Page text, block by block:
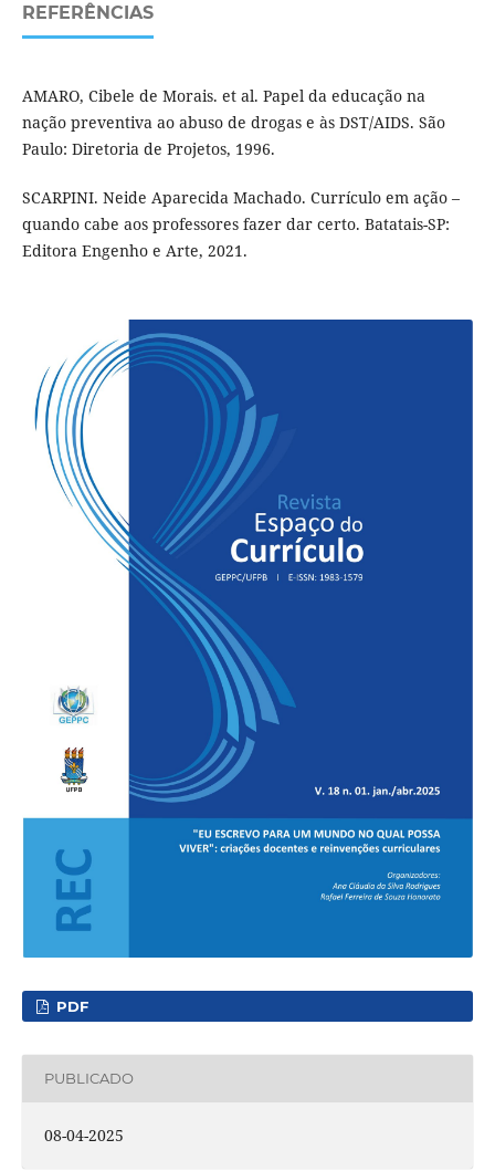
REFERÊNCIAS
AMARO, Cibele de Morais. et al. Papel da educação na
nação preventiva ao abuso de drogas e às DST/AIDS. São
Paulo: Diretoria de Projetos, 1996.
SCARPINI. Neide Aparecida Machado. Currículo em ação –
quando cabe aos professores fazer dar certo. Batatais-SP:
Editora Engenho e Arte, 2021.
PDF
PUBLICADO
08-04-2025